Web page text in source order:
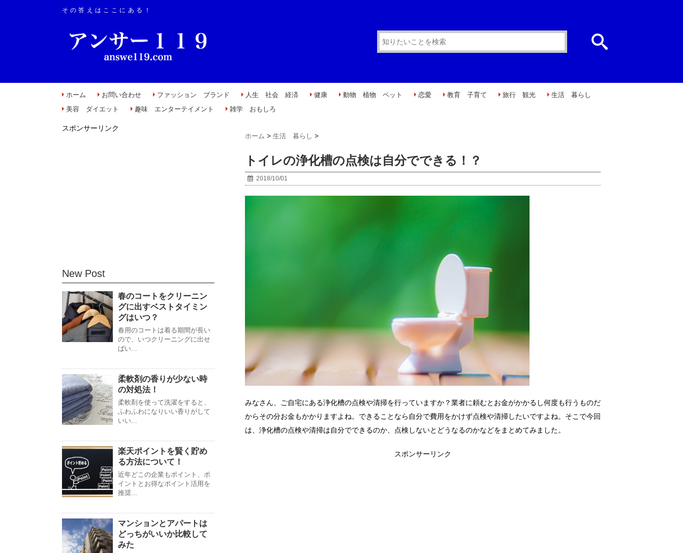
その答えはここにある！
ホーム お問い合わせ ファッション ブランド 人生 社会 経済 健康 動物 植物 ペット 恋愛 教育 子育て 旅行 観光
生活 暮らし
美容 ダイエット
趣味 エンターテイメント 雑学 おもしろ
ホーム > 生活 暮らし >
トイレの浄化槽の点検は自分でできる！？
2018/10/01
みなさん、ご自宅にある浄化槽の点検や清掃を行っていますか？業者に頼むとお金がかかるし何度も行うものだ
からその分お金もかかりますよね。できることなら自分で費用をかけず点検や清掃したいですよね。そこで今回
は、浄化槽の点検や清掃は自分でできるのか、点検しないとどうなるのかなどをまとめてみました。
スポンサーリンク
スポンサーリンク
New Post
春のコートをクリーニン
グに出すベストタイミン
グはいつ？
春用のコートは着る期間が長い
ので、いつクリーニングに出せ
ばい...
柔軟剤の香りが少ない時
の対処法！
柔軟剤を使って洗濯をすると、
ふわふわになりいい香りがして
いい...
楽天ポイントを賢く貯め
る方法について！
近年どこの企業もポイント、ポ
イントとお得なポイント活用を
推奨...
マンションとアパートは
どっちがいいか比較して
みた